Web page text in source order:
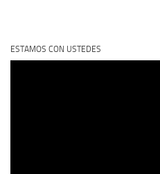
ESTAMOS CON USTEDES